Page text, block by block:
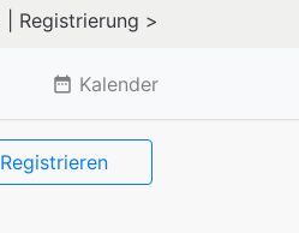
| Registrierung >
date_range Kalender
Registrieren